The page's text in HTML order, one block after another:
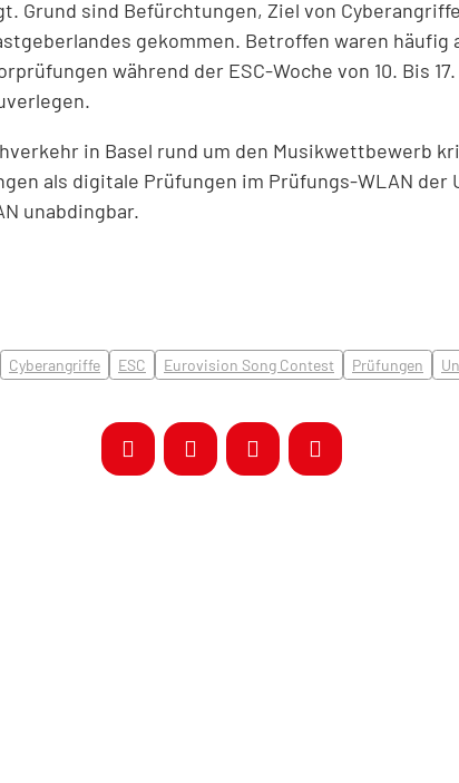
Grund sind Befürchtungen, Ziel von
gekommen. Betroffen waren
während der ESC-Woche von 10. Bis
in Basel rund um den Musikwettbewerb
als digitale Prüfungen im Prüfungs-WLAN
unabdingbar.
Cyberangriffe ESC Eurovision Song Contest Prüfungen